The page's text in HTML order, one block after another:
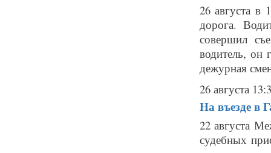
26 августа в
дорога.
совершил
водитель,
дежурная
26 августа
На въезде в
22 августа
судебных